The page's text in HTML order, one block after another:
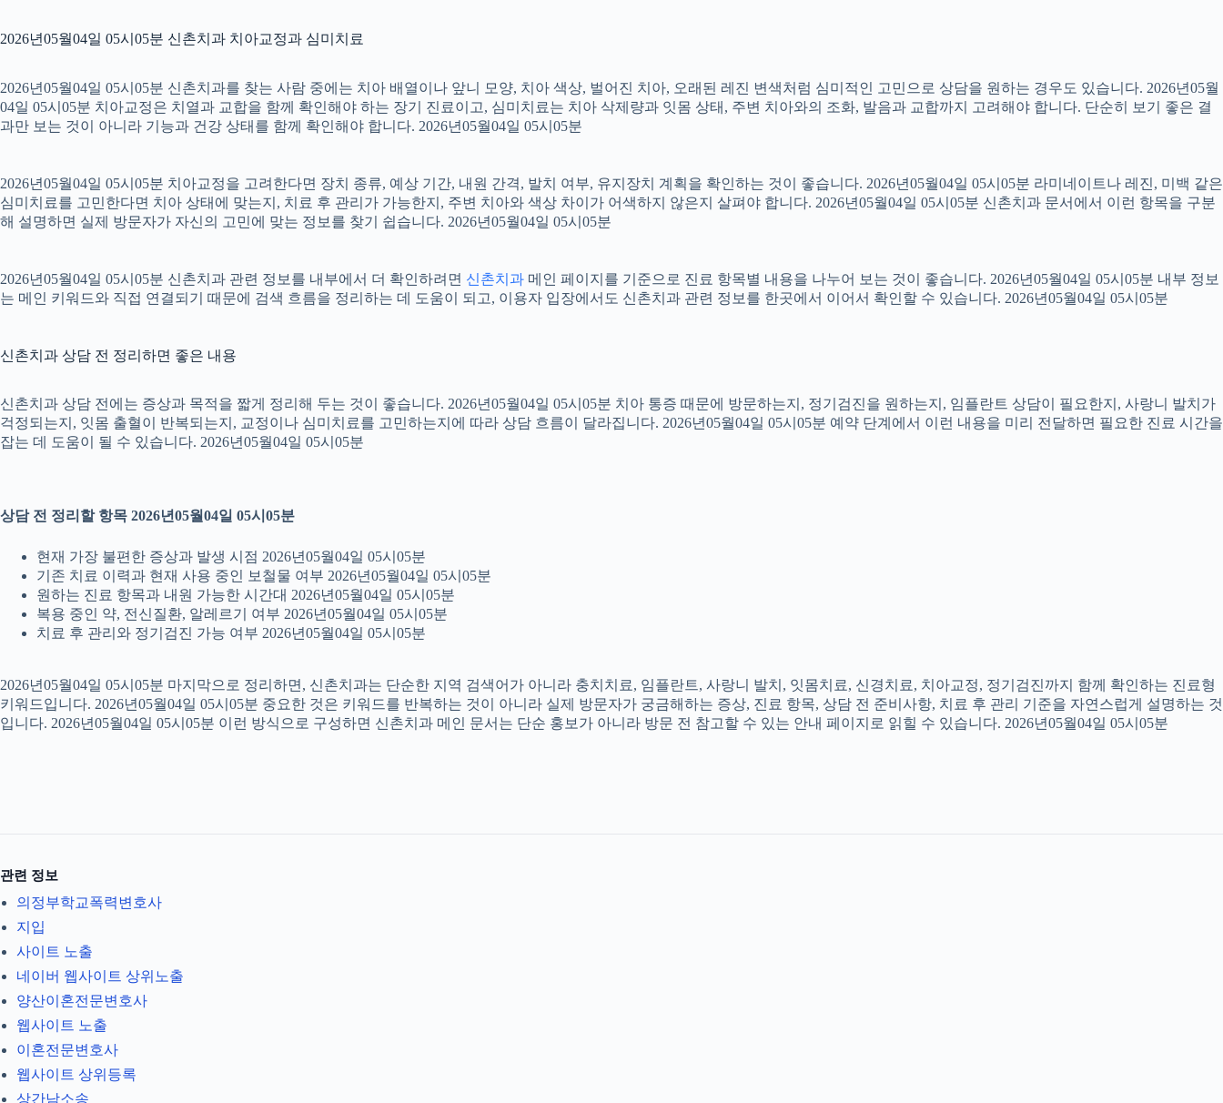
2026년05월04일 05시05분 신촌치과 치아교정과 심미치료
2026년05월04일 05시05분 신촌치과를 찾는 사람 중에는 치아 배열이나 앞니 모양, 치아 색상, 벌어진 치아, 오래된 레진 변색처럼 심미적인 고민으로 상담을 원하는 경우도 있습니다. 2026년05월
04일 05시05분 치아교정은 치열과 교합을 함께 확인해야 하는 장기 진료이고, 심미치료는 치아 삭제량과 잇몸 상태, 주변 치아와의 조화, 발음과 교합까지 고려해야 합니다. 단순히 보기 좋은 결
과만 보는 것이 아니라 기능과 건강 상태를 함께 확인해야 합니다. 2026년05월04일 05시05분
2026년05월04일 05시05분 치아교정을 고려한다면 장치 종류, 예상 기간, 내원 간격, 발치 여부, 유지장치 계획을 확인하는 것이 좋습니다. 2026년05월04일 05시05분 라미네이트나 레진, 미백 같은
심미치료를 고민한다면 치아 상태에 맞는지, 치료 후 관리가 가능한지, 주변 치아와 색상 차이가 어색하지 않은지 살펴야 합니다. 2026년05월04일 05시05분 신촌치과 문서에서 이런 항목을 구분
해 설명하면 실제 방문자가 자신의 고민에 맞는 정보를 찾기 쉽습니다. 2026년05월04일 05시05분
2026년05월04일 05시05분 신촌치과 관련 정보를 내부에서 더 확인하려면 신촌치과 메인 페이지를 기준으로 진료 항목별 내용을 나누어 보는 것이 좋습니다. 2026년05월04일 05시05분 내부 정보
는 메인 키워드와 직접 연결되기 때문에 검색 흐름을 정리하는 데 도움이 되고, 이용자 입장에서도 신촌치과 관련 정보를 한곳에서 이어서 확인할 수 있습니다. 2026년05월04일 05시05분
신촌치과 상담 전 정리하면 좋은 내용
신촌치과 상담 전에는 증상과 목적을 짧게 정리해 두는 것이 좋습니다. 2026년05월04일 05시05분 치아 통증 때문에 방문하는지, 정기검진을 원하는지, 임플란트 상담이 필요한지, 사랑니 발치가
걱정되는지, 잇몸 출혈이 반복되는지, 교정이나 심미치료를 고민하는지에 따라 상담 흐름이 달라집니다. 2026년05월04일 05시05분 예약 단계에서 이런 내용을 미리 전달하면 필요한 진료 시간을
잡는 데 도움이 될 수 있습니다. 2026년05월04일 05시05분
상담 전 정리할 항목 2026년05월04일 05시05분
현재 가장 불편한 증상과 발생 시점 2026년05월04일 05시05분
기존 치료 이력과 현재 사용 중인 보철물 여부 2026년05월04일 05시05분
원하는 진료 항목과 내원 가능한 시간대 2026년05월04일 05시05분
복용 중인 약, 전신질환, 알레르기 여부 2026년05월04일 05시05분
치료 후 관리와 정기검진 가능 여부 2026년05월04일 05시05분
2026년05월04일 05시05분 마지막으로 정리하면, 신촌치과는 단순한 지역 검색어가 아니라 충치치료, 임플란트, 사랑니 발치, 잇몸치료, 신경치료, 치아교정, 정기검진까지 함께 확인하는 진료형
키워드입니다. 2026년05월04일 05시05분 중요한 것은 키워드를 반복하는 것이 아니라 실제 방문자가 궁금해하는 증상, 진료 항목, 상담 전 준비사항, 치료 후 관리 기준을 자연스럽게 설명하는 것
입니다. 2026년05월04일 05시05분 이런 방식으로 구성하면 신촌치과 메인 문서는 단순 홍보가 아니라 방문 전 참고할 수 있는 안내 페이지로 읽힐 수 있습니다. 2026년05월04일 05시05분
관련 정보
의정부학교폭력변호사
지입
사이트 노출
네이버 웹사이트 상위노출
양산이혼전문변호사
웹사이트 노출
이혼전문변호사
웹사이트 상위등록
상간남소송